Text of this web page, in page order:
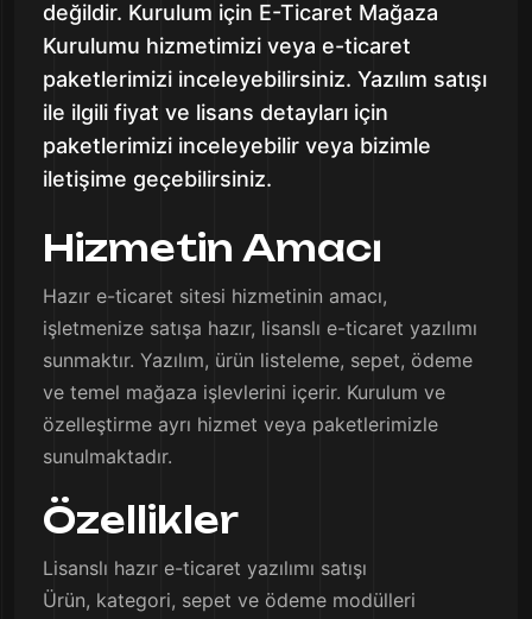
değildir. Kurulum için E-Ticaret Mağaza
Kurulumu hizmetimizi veya e-ticaret
paketlerimizi inceleyebilirsiniz. Yazılım satışı
ile ilgili fiyat ve lisans detayları için
paketlerimizi inceleyebilir veya bizimle
iletişime geçebilirsiniz.
Hizmetin Amacı
Hazır e-ticaret sitesi hizmetinin amacı,
işletmenize satışa hazır, lisanslı e-ticaret yazılımı
sunmaktır. Yazılım, ürün listeleme, sepet, ödeme
ve temel mağaza işlevlerini içerir. Kurulum ve
özelleştirme ayrı hizmet veya paketlerimizle
sunulmaktadır.
Özellikler
Lisanslı hazır e-ticaret yazılımı satışı
Ürün, kategori, sepet ve ödeme modülleri